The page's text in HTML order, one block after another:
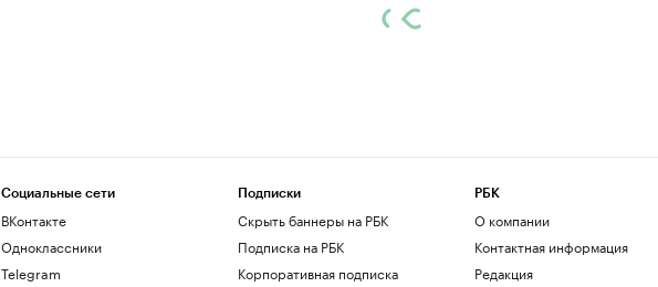
Социальные сети
ВКонтакте
Одноклассники
Telegram
Подписки
Скрыть баннеры на РБК
Подписка на РБК
Корпоративная подписка
РБК
О компании
Контактная информация
Редакция